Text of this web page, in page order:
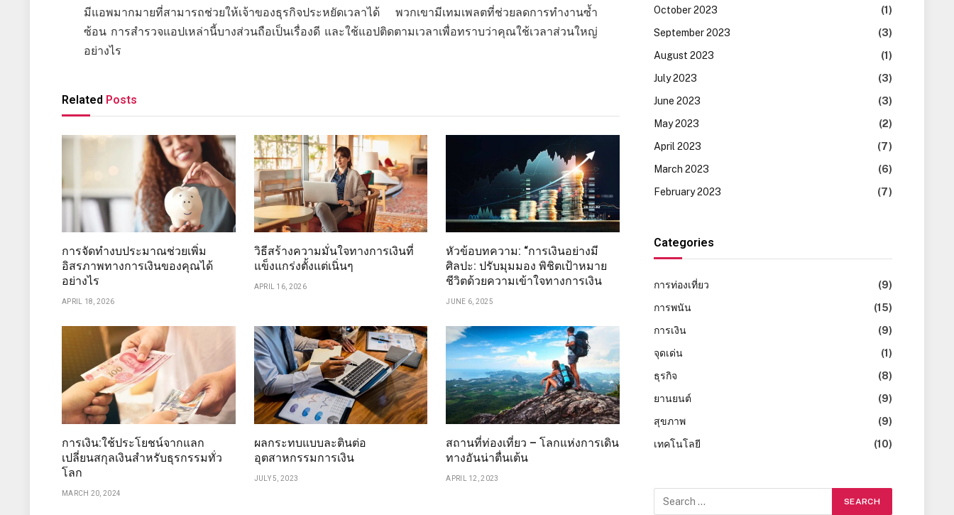
มีแอพมากมายที่สามารถช่วยให้เจ้าของธุรกิจประหยัดเวลาได้ พวกเขามีเทมเพลตที่ช่วยลดการทำงานซ้ำ
ซ้อน การสำรวจแอปเหล่านี้บางส่วนถือเป็นเรื่องดี และใช้แอปติดตามเวลาเพื่อทราบว่าคุณใช้เวลาส่วนใหญ่
อย่างไร
Related Posts
การจัดทำงบประมาณช่วยเพิ่ม
อิสรภาพทางการเงินของคุณได้
อย่างไร
APRIL 18, 2026
วิธีสร้างความมั่นใจทางการเงินที่
แข็งแกร่งตั้งแต่เนิ่นๆ
APRIL 16, 2026
หัวข้อบทความ: “การเงินอย่างมี
ศิลปะ: ปรับมุมมอง พิชิตเป้าหมาย
ชีวิตด้วยความเข้าใจทางการเงิน
JUNE 6, 2025
การเงิน:ใช้ประโยชน์จากแลก
เปลี่ยนสกุลเงินสำหรับธุรกรรมทั่ว
โลก
MARCH 20, 2024
ผลกระทบแบบละตินต่อ
อุตสาหกรรมการเงิน
JULY 5, 2023
สถานที่ท่องเที่ยว – โลกแห่งการเดิน
ทางอันน่าตื่นเต้น
APRIL 12, 2023
October 2023
(1)
September 2023
(3)
August 2023
(1)
July 2023
(3)
June 2023
(3)
May 2023
(2)
April 2023
(7)
March 2023
(6)
February 2023
(7)
Categories
การท่องเที่ยว
(9)
การพนัน
(15)
การเงิน
(9)
จุดเด่น
(1)
ธุรกิจ
(8)
ยานยนต์
(9)
สุขภาพ
(9)
เทคโนโลยี
(10)